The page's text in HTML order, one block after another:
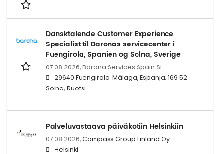
Dansktalende Customer Experience
Specialist til Baronas servicecenter i
Fuengirola, Spanien og Solna, Sverige
07.08.2026, Barona Services Spain SL
29640 Fuengirola, Málaga, Espanja, 169 52
Solna, Ruotsi
Palveluvastaava päiväkotiin Helsinkiin
07.08.2026, Compass Group Finland Oy
Helsinki